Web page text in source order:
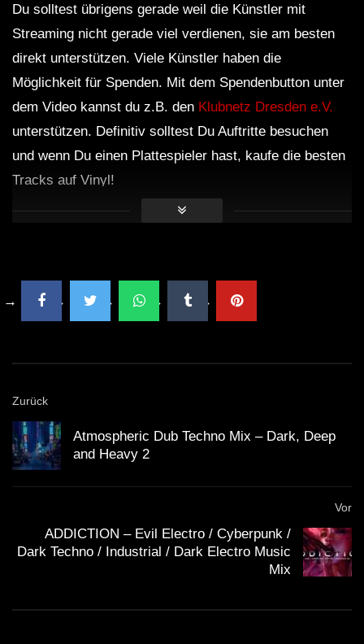
Du solltest übrigens gerade weil die Künstler mit
Streaming nicht gerade viel verdienen, sie am besten
direkt unterstützen. Viele Künstler haben die
Möglichkeit für Spenden. Mit dem Spendenbutton unter
dem Video kannst du z.B. den Klubnetz Dresden e.V.
unterstützen. Definitiv solltest Du Auftritte besuchen
und wenn Du einen Plattespieler hast, kaufe die besten
Tracks auf Vinyl!
Zurück
Atmospheric Dub Techno Mix – Dark, Deep
and Heavy 2
Vor
ADDICTION – Evil Electro / Cyberpunk /
Dark Techno / Industrial / Dark Electro Music
Mix